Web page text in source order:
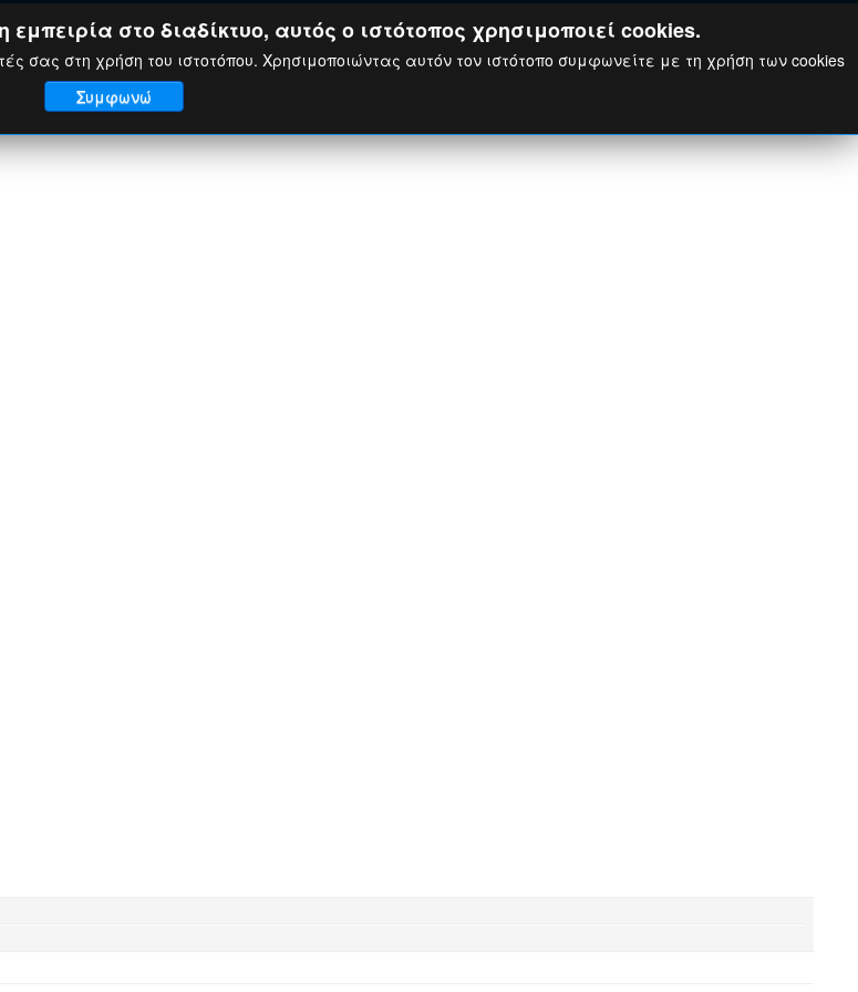
στο διαδίκτυο, αυτός ο ιστότοπος χρησιμοποιεί cookies.
σας στη χρήση του ιστοτόπου. Χρησιμοποιώντας αυτόν τον ιστότοπο συμφωνείτε με τη χρήση των cookies
Συμφωνώ